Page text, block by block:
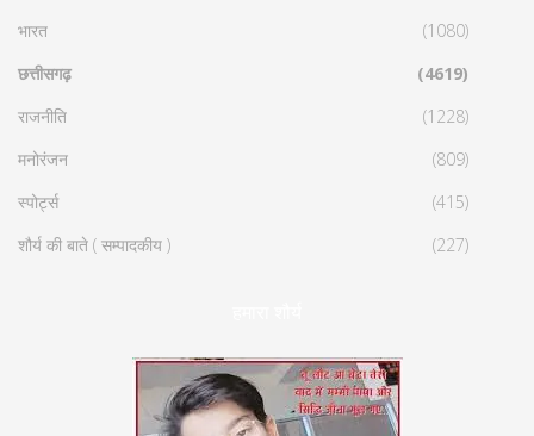
भारत
(1080)
छत्तीसगढ़
(4619)
राजनीति
(1228)
मनोरंजन
(809)
स्पोर्ट्स
(415)
शौर्य की बाते ( सम्पादकीय )
(227)